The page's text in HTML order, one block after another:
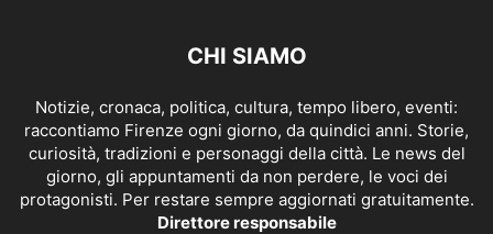
CHI SIAMO
Notizie, cronaca, politica, cultura, tempo libero, eventi:
raccontiamo Firenze ogni giorno, da quindici anni. Storie,
curiosità, tradizioni e personaggi della città. Le news del
giorno, gli appuntamenti da non perdere, le voci dei
protagonisti. Per restare sempre aggiornati gratuitamente.
Direttore responsabile